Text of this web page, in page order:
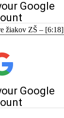
žiakov ZŠ – [6:18]